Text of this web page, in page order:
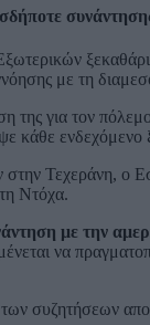
με τη
για τον
ενδεχόμενο
Τεχεράνη, ο
Ντόχα.
με την
να
συζητήσεων